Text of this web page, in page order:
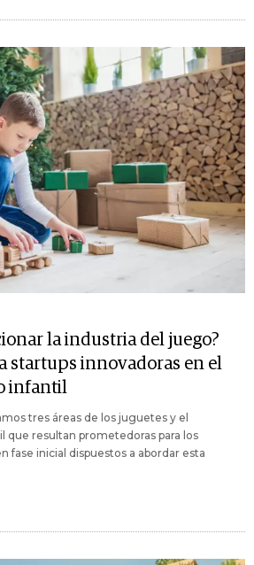
la industria del juego?
startups innovadoras en el
infantil
tres áreas de los juguetes y el
resultan prometedoras para los
fase inicial dispuestos a abordar esta